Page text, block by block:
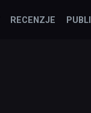
RECENZJE